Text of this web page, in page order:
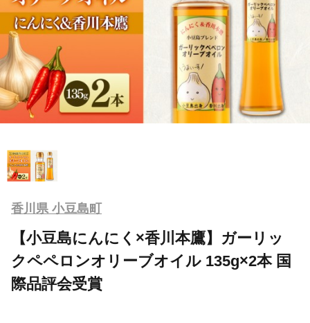
香川県 小豆島町
【小豆島にんにく×香川本鷹】ガーリッ
クペペロンオリーブオイル 135g×2本 国
際品評会受賞